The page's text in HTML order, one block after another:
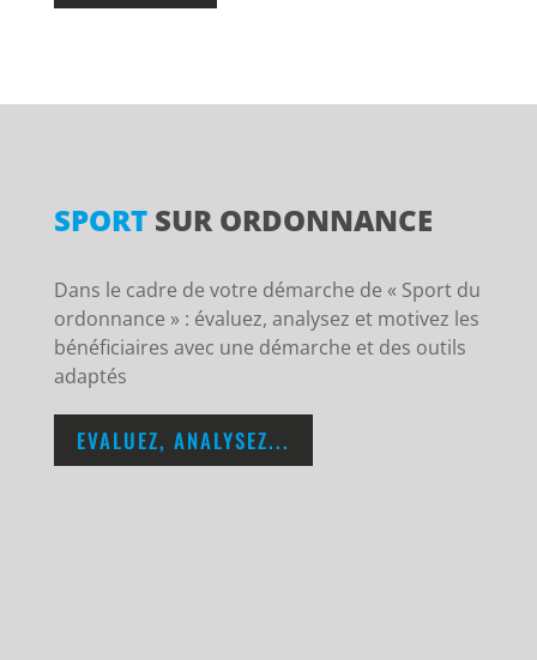
SPORTSUR ORDONNANCE
Dans le cadre de votre démarche de « Sport du
ordonnance » : évaluez, analysez et motivez les
bénéficiaires avec une démarche et des outils
adaptés
EVALUEZ, ANALYSEZ...